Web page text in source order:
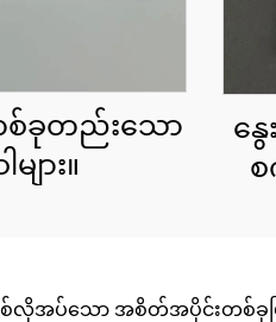
စ်ခုတည်းသော
များ။
နွေ
လိုအပ်သော အစိတ်အပိုင်းတစ်ခုဖ